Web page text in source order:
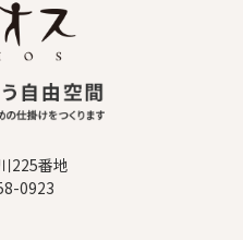
225番地
0923